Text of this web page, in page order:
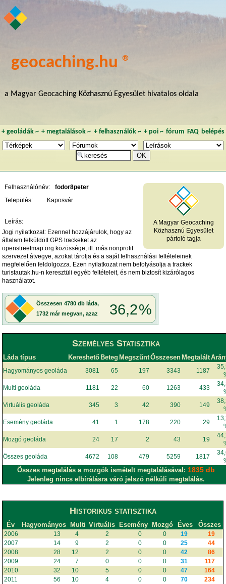
geocaching.hu ®
a Magyar Geocaching Közhasznú Egyesület hivatalos oldala
+ geoládák~ +megtalálások ~ + felhasználók~ + poi~ fórum FAQ belépés
A Magyar Geocaching
Közhasznú Egyesület
pártoló tagja
Felhasználónév:
fodor8peter
Település:
Kaposvár
Leírás:
Jogi nyilatkozat: Ezennel hozzájárulok, hogy az
általam felküldött GPS trackeket az
openstreetmap.org közössége, ill. más nonprofit
szervezet átvegye, azokat tárolja és a saját felhasználási feltételeinek
megfelelően feldolgozza. Ezen nyilatkozat nem befolyásolja a trackek
turistautak.hu-n keresztüli egyéb feltételeit, és nem biztosít kizárólagos
használatot.
Személyes Statisztika
Láda típus KereshetőBeteg MegszűntÖsszesenMegtalált
Hagyományos geoláda 3081 65 197 3343 1187
Multi geoláda
1181 22 60 1263 433
Virtuális geoláda
345 3 42 390 149
Esemény geoláda
41 1 178 220 29
Mozgó geoláda
24 17 2 43 19
Összes geoláda
4672 108 479 5259 1817
Összes megtalálás a mozgók ismételt megtalálásával: 1835 db
Jelenleg nincs elbírálásra váró jelszó nélküli megtalálás.
Historikus statisztika
Év Hagyományos Multi Virtuális Esemény Mozgó Éves Összes
2006 13 4 2 0 0 19
19
2007
14 9 2 0 0 25
44
2008
28 12 2 0 0 42
86
2009
24 7 0 0 0 31
117
2010
32 10 5 0 0 47
164
2011
56 10 4 0 0 70
234